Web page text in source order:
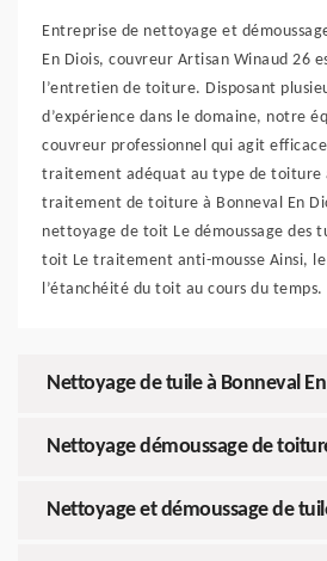
Entreprise de nettoyage et
En Diois, couvreur Artisan Winaud 26
l’entretien de toiture. Disposant
d’expérience dans le domaine, notre
couvreur professionnel qui agit
traitement adéquat au type de toiture
traitement de toiture à Bonneval En
nettoyage de toit Le démoussage des
toit Le traitement anti-mousse Ainsi,
l’étanchéité du toit au cours du temps.
Nettoyage de tuile à Bonneval
Nettoyage démoussage de
Nettoyage et démoussage de